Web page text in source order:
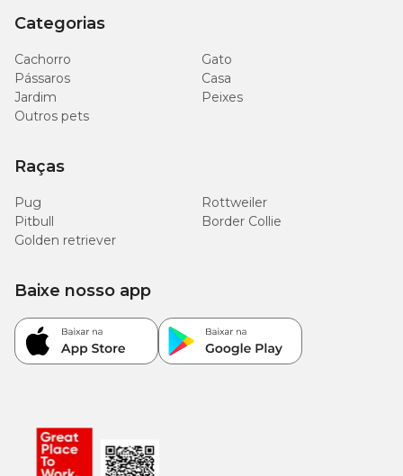
Categorias
Cachorro
Gato
Pássaros
Casa
Jardim
Peixes
Outros pets
Raças
Pug
Rottweiler
Pitbull
Border Collie
Golden retriever
Baixe nosso app